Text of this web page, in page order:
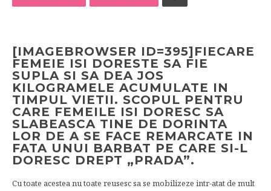
[IMAGEBROWSER ID=395]FIECARE
FEMEIE ISI DORESTE SA FIE
SUPLA SI SA DEA JOS
KILOGRAMELE ACUMULATE IN
TIMPUL VIETII. SCOPUL PENTRU
CARE FEMEILE ISI DORESC SA
SLABEASCA TINE DE DORINTA
LOR DE A SE FACE REMARCATE IN
FATA UNUI BARBAT PE CARE SI-L
DORESC DREPT „PRADA”.
Cu toate acestea nu toate reusesc sa se mobilizeze intr-atat de mult